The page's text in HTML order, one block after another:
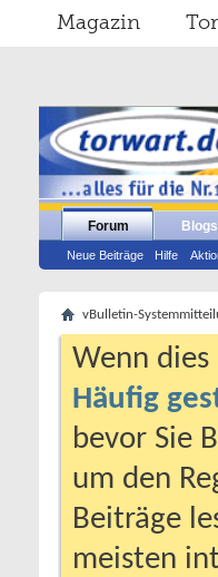
Magazin
Forum
Neue Beiträge Hilfe
Blogs
vBulletin-
Wenn
Häufig
bevor Sie
um den
Beiträge
meisten